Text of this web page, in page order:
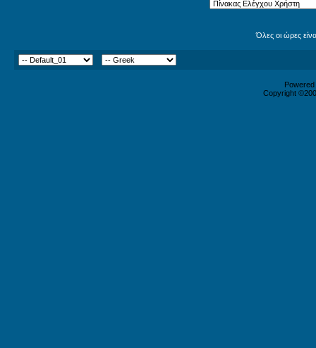
Όλες οι ώρες
Copyright